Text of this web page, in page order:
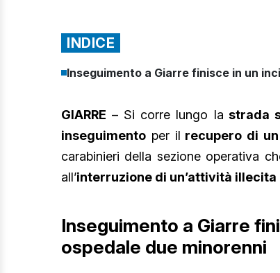
INDICE
Inseguimento a Giarre finisce in un
GIARRE – Si corre lungo la strada
inseguimento per il recupero di
carabinieri della sezione operativa
all’interruzione di un’attività illecita
Inseguimento a Giarre
ospedale due minorenni